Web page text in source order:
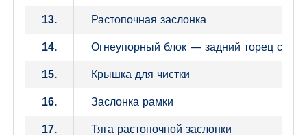
13. Растопочная заслонка
14. Огнеупорный блок — задний торец
15. Крышка для чистки
16. Заслонка рамки
17. Тяга растопочной заслонки